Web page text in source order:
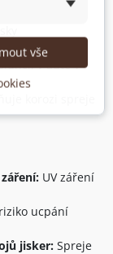
10 °C může
50 °C hrozí
v autě v
UV záření
ucpání
jisker: Spreje
vše